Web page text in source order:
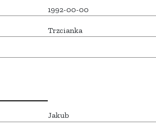
1992-00-00
Trzcianka
Jakub